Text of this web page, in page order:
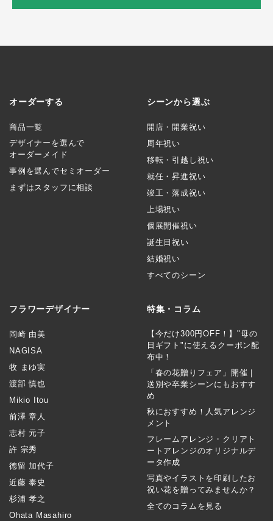
オーダーする
商品一覧
デザイナーを選んで
オーダーメイド
事例を選んでセミオーダー
まずはスタッフに相談
シーンから選ぶ
開店・開業祝い
周年祝い
移転・引越し祝い
就任・昇進祝い
竣工・落成祝い
上場祝い
個展開催祝い
誕生日祝い
結婚祝い
すべてのシーン
フラワーデザイナー
岡崎 由美
NAGISA
牧 まゆ実
渡部 慎也
Mikio Itou
前澤 章人
志村 元子
許 宗秀
徳留 加代子
近藤 泰史
杉浦 孝之
Ohata Masahiro
特集・コラム
【今だけ300円OFF！】"母の
日ギフト"に使えるクーポン配
布中！
「春の花贈りフェア」開催｜
送別や卒業シーンにもおすす
め
秋におすすめ！人気アレンジ
メント
フレームアレンジ・クリアト
ートアレンジのオリジナルデ
ータ作成
写真やイラストを印刷したお
祝い花を贈ってみませんか？
全てのコラムを見る